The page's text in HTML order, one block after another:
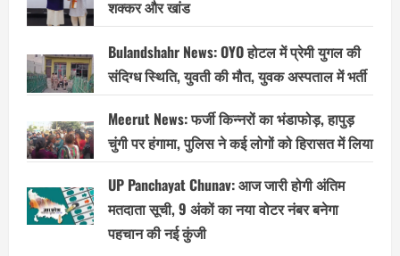
शक्कर और खांड
Bulandshahr News: OYO होटल में प्रेमी युगल की
संदिग्ध स्थिति, युवती की मौत, युवक अस्पताल में भर्ती
Meerut News: फर्जी किन्नरों का भंडाफोड़, हापुड़
चुंगी पर हंगामा, पुलिस ने कई लोगों को हिरासत में लिया
UP Panchayat Chunav: आज जारी होगी अंतिम
मतदाता सूची, 9 अंकों का नया वोटर नंबर बनेगा
पहचान की नई कुंजी